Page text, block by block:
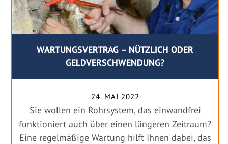
WARTUNGSVERTRAG – NÜTZLICH ODER
GELDVERSCHWENDUNG?
24. MAI 2022
Sie wollen ein Rohrsystem, das einwandfrei
funktioniert auch über einen längeren Zeitraum?
Eine regelmäßige Wartung hilft Ihnen dabei, das